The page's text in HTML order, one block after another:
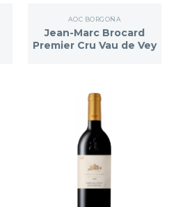
AOC BORGOÑA
Jean-Marc Brocard
Premier Cru Vau de Vey